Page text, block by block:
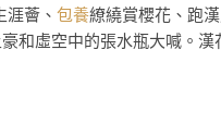
薈、 包養繚繞賞櫻花、跑
和虛空中的張水瓶大喊。